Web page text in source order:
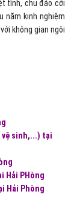
tình, chu đáo cởi
năm kinh nghiệm
không gian ngôi
sinh,...) tại
Hải PHòng
Hải Phòng